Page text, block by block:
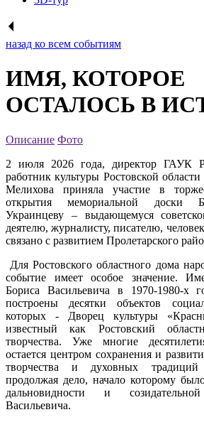
назад ко всем событиям
ИМЯ, КОТОРОЕ
ОСТАЛОСЬ В
Описание Фото
2 июля 2026 года, директор
работник культуры Ростовской
Мелихова приняла участие в
открытия мемориальной доски
Украинцеву – выдающемуся
деятелю, журналисту, писателю,
связано с развитием Пролетарского
Для Ростовского областного дома
событие имеет особое значение.
Бориса Васильевича в 1970-1980-х
построены десятки объектов
которых - Дворец культуры
известный как Ростовский
творчества. Уже многие
остается центром сохранения и
творчества и духовных традиций
продолжая дело, начало которому
дальновидности и
Васильевича.